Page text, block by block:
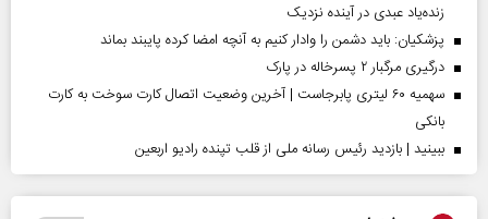
زنده‌یاد عبدی در آینده نزدیک
پزشکیان: باید دشمن را وادار کنیم به آنچه امضا کرده پایبند بماند
درگیری مرگبار ۲ پسرخاله در پارک
سهمیه ۶۰ لیتری پابرجاست | آخرین وضعیت اتصال کارت سوخت به کارت
بانکی
ببینید | بازدید رئیس رسانه ملی از قلب تپنده رادیو اربعین